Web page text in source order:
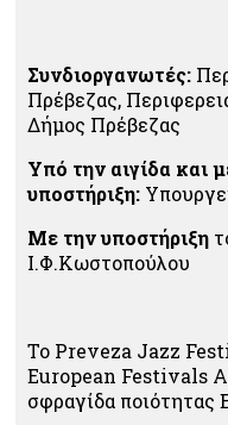
Συνδιοργανωτές:
Πρέβεζας,
Δήμος Πρέβεζας
Υπό την αιγίδα και
υποστήριξη:
Με την υποστήριξη
Ι.Φ.Κωστoπούλου
Το Preveza Jazz
European Festivals
σφραγίδα ποιότητας